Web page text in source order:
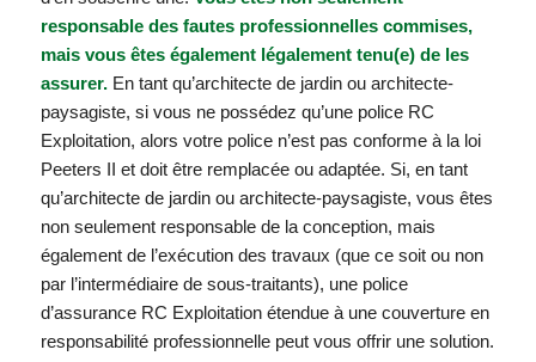
responsable des fautes professionnelles commises,
mais vous êtes également légalement tenu(e) de les
assurer.En tant qu’architecte de jardin ou architecte-
paysagiste, si vous ne possédez qu’une police RC
Exploitation, alors votre police n’est pas conforme à la loi
Peeters II et doit être remplacée ou adaptée. Si, en tant
qu’architecte de jardin ou architecte-paysagiste, vous êtes
non seulement responsable de la conception, mais
également de l’exécution des travaux (que ce soit ou non
par l’intermédiaire de sous-traitants), une police
d’assurance RC Exploitation étendue à une couverture en
responsabilité professionnelle peut vous offrir une solution.